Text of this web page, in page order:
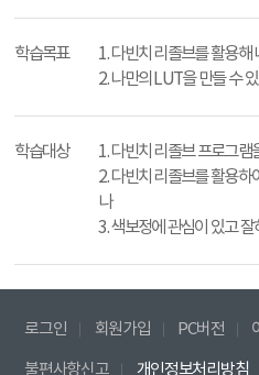
학습목표
1. 다빈치 리졸브를 활용해
2. 나만의 LUT을 만들 수
학습대상
1. 다빈치 리졸브 프로그램
2. 다빈치 리졸브를 활용
나
3. 색보정에 관심이 있고
로그인 회원가입 PC버전
불편사항신고 개인정보처리방침